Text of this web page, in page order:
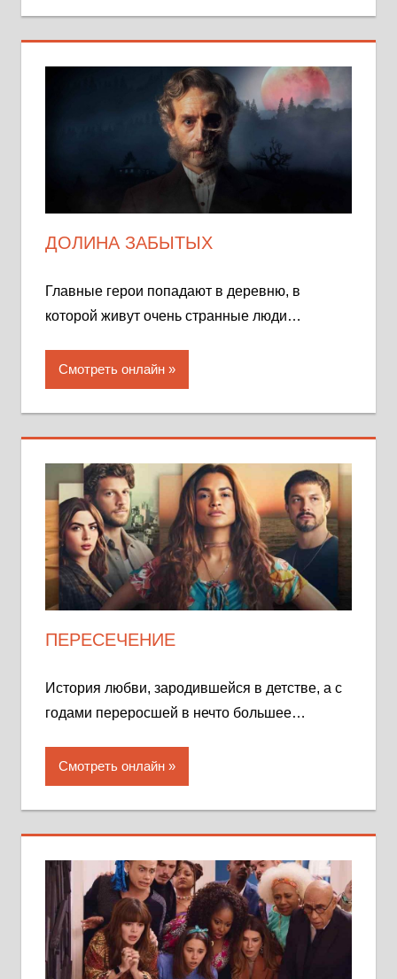
ДОЛИНА ЗАБЫТЫХ
Главные герои попадают в деревню, в
которой живут очень странные люди…
Смотреть онлайн
ПЕРЕСЕЧЕНИЕ
История любви, зародившейся в детстве, а с
годами переросшей в нечто большее…
Смотреть онлайн